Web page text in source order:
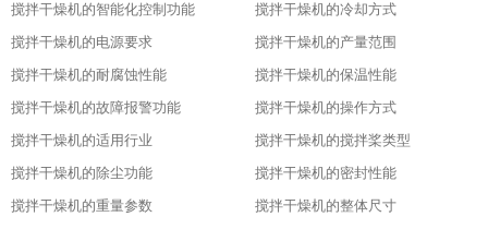
搅拌干燥机的智能化控制功能
搅拌干燥机的冷却方式
搅拌干燥机的电源要求
搅拌干燥机的产量范围
搅拌干燥机的耐腐蚀性能
搅拌干燥机的保温性能
搅拌干燥机的故障报警功能
搅拌干燥机的操作方式
搅拌干燥机的适用行业
搅拌干燥机的搅拌桨类型
搅拌干燥机的除尘功能
搅拌干燥机的密封性能
搅拌干燥机的重量参数
搅拌干燥机的整体尺寸